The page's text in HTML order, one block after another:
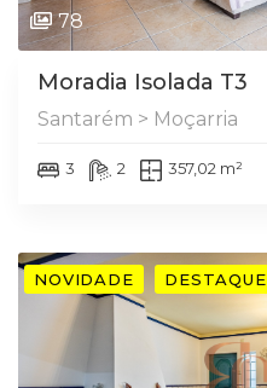
78
Moradia Isolada T3
Santarém > Moçarria
3 2 357,02 m²
NOVIDADE DESTAQUE